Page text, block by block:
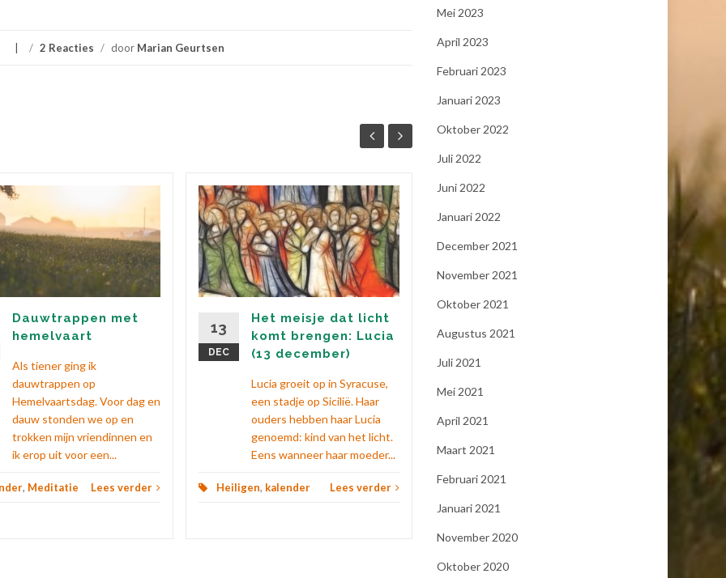
/ 2 Reacties / door Marian Geurtsen
Dauwtrappen met
hemelvaart
Als tiener ging ik
dauwtrappen op
Hemelvaartsdag. Voor dag en
dauw stonden we op en
trokken mijn vriendinnen en
ik erop uit voor een...
, Meditatie Lees verder
13
DEC
Het meisje dat licht
komt brengen: Lucia
(13 december)
Lucia groeit op in Syracuse,
een stadje op Sicilië. Haar
ouders hebben haar Lucia
genoemd: kind van het licht.
Eens wanneer haar moeder...
Heiligen, kalender Lees verder
07
Willibrord (7
november)
Stel je eens voor hoe het zou
nooit het christelijk geloof
17
Mei 2023
April 2023
Februari 2023
Januari 2023
Oktober 2022
Juli 2022
Juni 2022
Januari 2022
December 2021
November 2021
Oktober 2021
Augustus 2021
Juli 2021
Mei 2021
April 2021
Maart 2021
Februari 2021
Januari 2021
November 2020
Oktober 2020